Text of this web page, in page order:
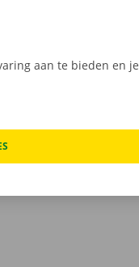
jouw digitale
aan te bieden en je